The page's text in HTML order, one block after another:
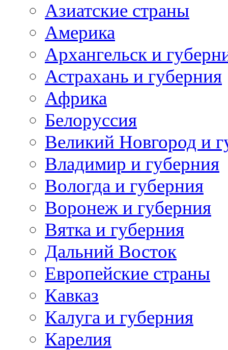
Азиатские страны
Америка
Архангельск и
Астрахань и губерния
Африка
Белоруссия
Великий Новгород и
Владимир и губерния
Вологда и губерния
Воронеж и губерния
Вятка и губерния
Дальний Восток
Европейские страны
Кавказ
Калуга и губерния
Карелия